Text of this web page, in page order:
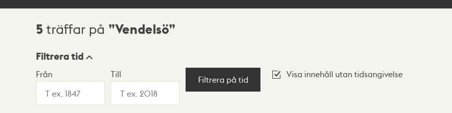
Sökresultat
5 träffar på Vendelsö
Visningsläge
Filtrera tid
Från Till
Filtrera på tid
Visa innehåll utan tidsangivelse